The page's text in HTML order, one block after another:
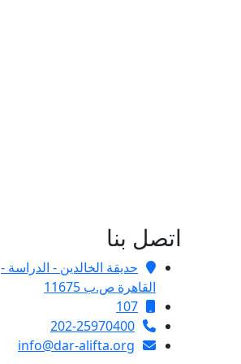
اتصل بنا
حديقة الخالدين - الدراسة -
القاهرة ص.ب 11675
107
202-25970400
info@dar-alifta.org